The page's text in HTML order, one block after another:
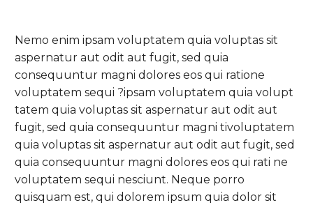
Nemo enim ipsam voluptatem quia voluptas sit
aspernatur aut odit aut fugit, sed quia
consequuntur magni dolores eos qui ratione
voluptatem sequi ?ipsam voluptatem quia volupt
tatem quia voluptas sit aspernatur aut odit aut
fugit, sed quia consequuntur magni tivoluptatem
quia voluptas sit aspernatur aut odit aut fugit, sed
quia consequuntur magni dolores eos qui rati ne
voluptatem sequi nesciunt. Neque porro
quisquam est, qui dolorem ipsum quia dolor sit